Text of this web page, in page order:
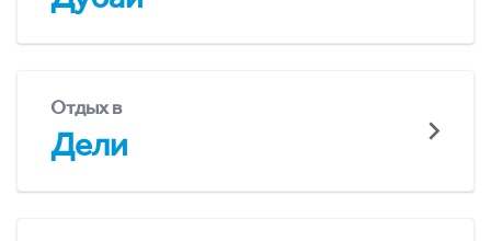
Отдых в
Дели